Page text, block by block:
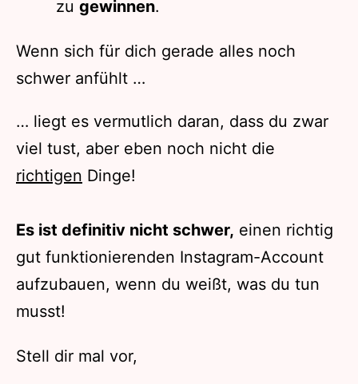
zu gewinnen.
Wenn sich für dich gerade alles noch
schwer anfühlt …
… liegt es vermutlich daran, dass du zwar
viel tust, aber eben noch nicht die
richtigen Dinge!
Es ist definitiv nicht schwer, einen richtig
gut funktionierenden Instagram-Account
aufzubauen, wenn du weißt, was du tun
musst!
Stell dir mal vor,